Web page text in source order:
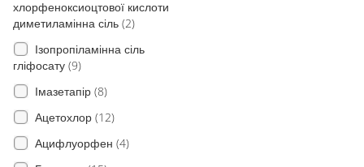
Чорнобривці(1)
Падалиця традиційного
соняшнику(76)
Падалиця традиційного
хлорфеноксиоцтової кислоти
диметиламінна сіль (2)
Ізопропіламінна сіль
гліфосату (9)
Імазетапір (8)
Ацетохлор (12)
Ацифлуорфен (4)